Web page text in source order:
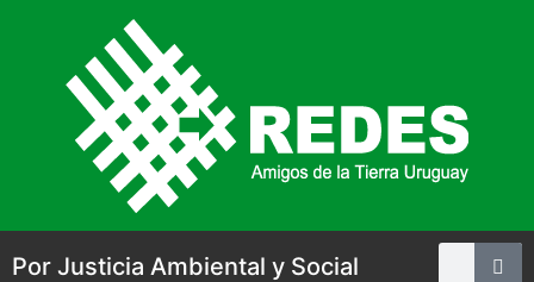
Por Justicia Ambiental y Social